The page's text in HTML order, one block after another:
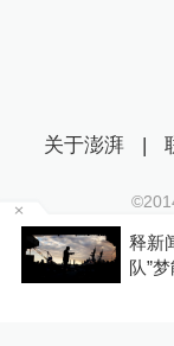
释新
队”
关于澎湃 |
沪ICP证：
互联网